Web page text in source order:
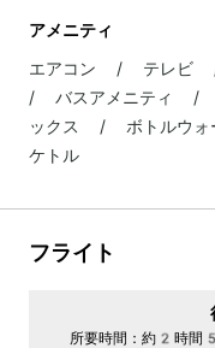
アメニティ
エアコン / テレ
/ バスアメニティ /
ックス / ボトルウ
ケトル
フライト
所要時間： 約2時間